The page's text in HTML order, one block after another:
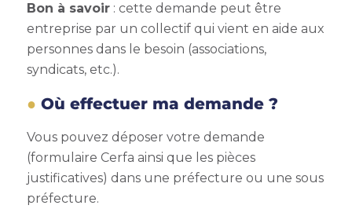
Bon à savoir: cette demande peut être
entreprise par un collectif qui vient en aide aux
personnes dans le besoin (associations,
syndicats, etc.).
Où effectuer ma demande ?
Vous pouvez déposer votre demande
(formulaire Cerfa ainsi que les pièces
justificatives) dans une préfecture ou une sous
préfecture.